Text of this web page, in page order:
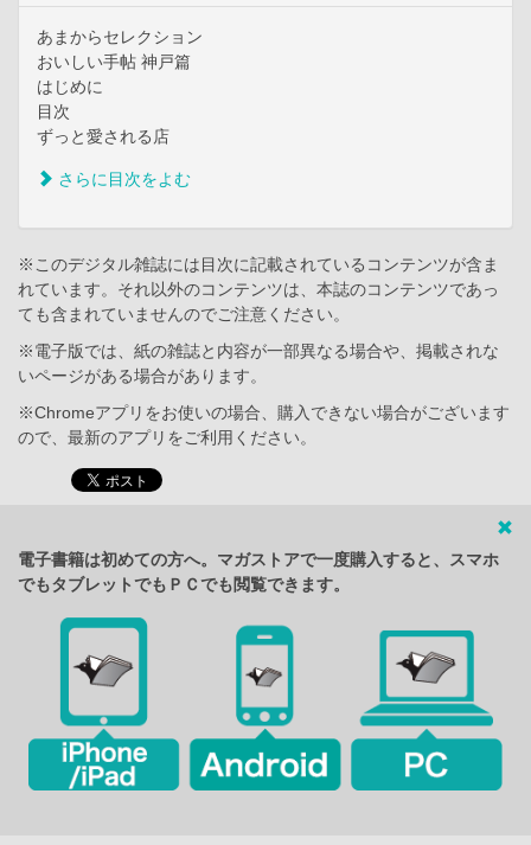
あまからセレクション
おいしい手帖 神戸篇
はじめに
目次
ずっと愛される店
さらに目次をよむ
※このデジタル雑誌には目次に記載されているコンテンツが含ま
れています。それ以外のコンテンツは、本誌のコンテンツであっ
ても含まれていませんのでご注意ください。
※電子版では、紙の雑誌と内容が一部異なる場合や、掲載されな
いページがある場合があります。
※Chromeアプリをお使いの場合、購入できない場合がございます
ので、最新のアプリをご利用ください。
電子書籍は初めての方へ。マガストアで一度購入すると、スマホ
でもタブレットでもＰＣでも閲覧できます。